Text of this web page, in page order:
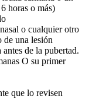
horas o más)
o cualquier otro
de una lesión
de la pubertad.
O su primer
que lo revisen